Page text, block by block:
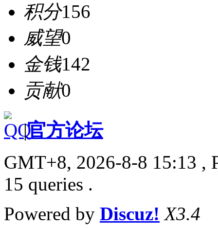
积分156
威望0
金钱142
贡献0
|官方论坛
GMT+8, 2026-8-8 15:13 ,
15 queries .
Powered by Discuz! X3.4